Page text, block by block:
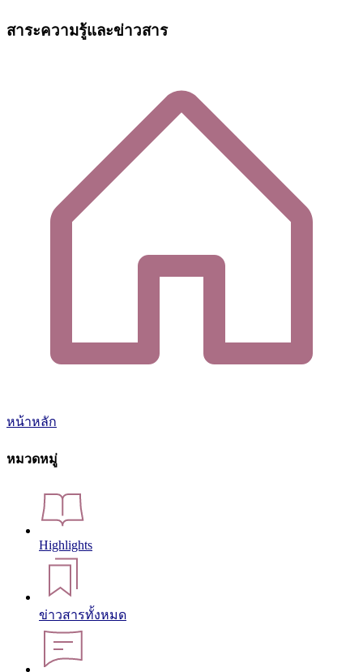
สาระความรู้และข่าวสาร
หน้าหลัก
หมวดหมู่
Highlights
ข่าวสารทั้งหมด